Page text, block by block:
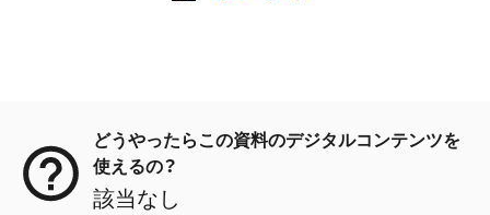
どうやったらこの資料のデジタルコンテンツを
使えるの？
該当なし